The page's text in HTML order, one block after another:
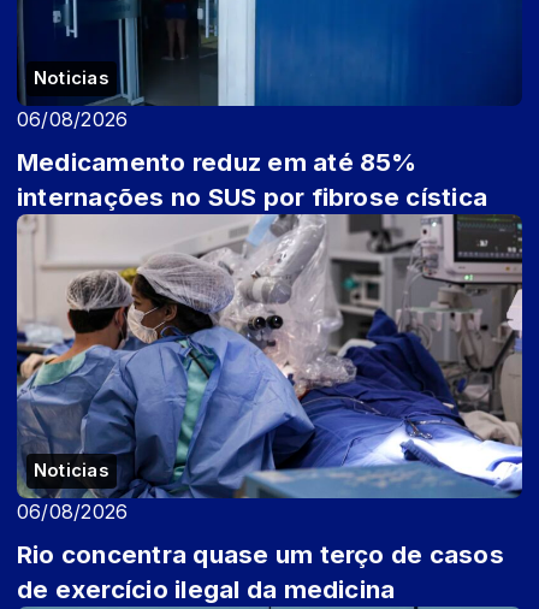
Noticias
06/08/2026
Medicamento reduz em até 85%
internações no SUS por fibrose cística
Noticias
06/08/2026
Rio concentra quase um terço de casos
de exercício ilegal da medicina